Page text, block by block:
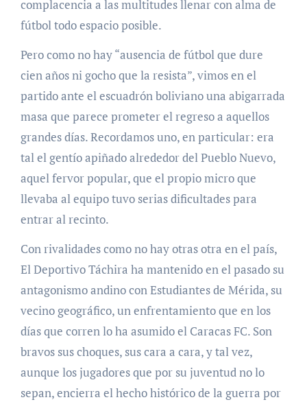
complacencia a las multitudes llenar con alma de
fútbol todo espacio posible.
Pero como no hay “ausencia de fútbol que dure
cien años ni gocho que la resista”, vimos en el
partido ante el escuadrón boliviano una abigarrada
masa que parece prometer el regreso a aquellos
grandes días. Recordamos uno, en particular: era
tal el gentío apiñado alrededor del Pueblo Nuevo,
aquel fervor popular, que el propio micro que
llevaba al equipo tuvo serias dificultades para
entrar al recinto.
Con rivalidades como no hay otras otra en el país,
El Deportivo Táchira ha mantenido en el pasado su
antagonismo andino con Estudiantes de Mérida, su
vecino geográfico, un enfrentamiento que en los
días que corren lo ha asumido el Caracas FC. Son
bravos sus choques, sus cara a cara, y tal vez,
aunque los jugadores que por su juventud no lo
sepan, encierra el hecho histórico de la guerra por